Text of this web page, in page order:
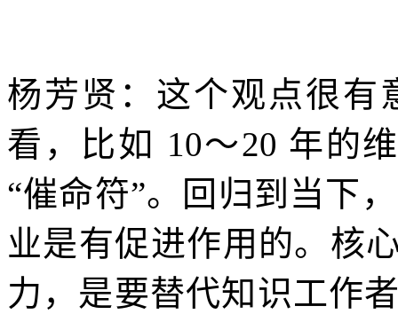
杨芳贤：这个观点很有
看，比如 10～20 年的维
“催命符”。回归到当下
业是有促进作用的。核
力，是要替代知识工作